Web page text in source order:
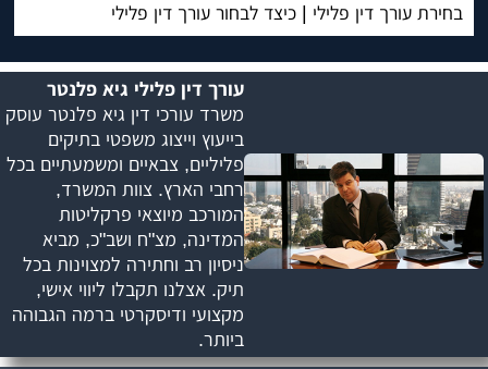
בחירת עורך דין פלילי | כיצד לבחור עורך דין פלילי
עורך דין פלילי גיא פלנטר
משרד עורכי דין גיא פלנטר עוסק
בייעוץ וייצוג משפטי בתיקים
פליליים, צבאיים ומשמעתיים בכל
רחבי הארץ. צוות המשרד,
המורכב מיוצאי פרקליטות
המדינה, מצ"ח ושב"כ, מביא
ניסיון רב וחתירה למצוינות בכל
תיק. אצלנו תקבלו ליווי אישי,
מקצועי ודיסקרטי ברמה הגבוהה
ביותר.